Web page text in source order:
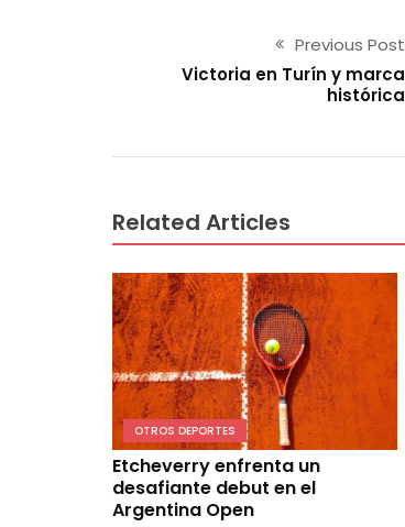
Previous Post
Victoria en Turín y marca
histórica
Related Articles
OTROS DEPORTES
Etcheverry enfrenta un
desafiante debut en el
Argentina Open